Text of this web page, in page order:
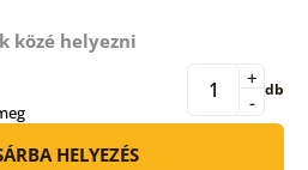
közé helyezni
-
+ db
HELYEZÉS